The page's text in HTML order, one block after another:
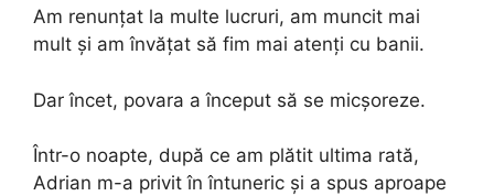
Am renunțat la multe lucruri, am muncit mai
mult și am învățat să fim mai atenți cu banii.
Dar încet, povara a început să se micșoreze.
Într-o noapte, după ce am plătit ultima rată,
Adrian m-a privit în întuneric și a spus aproape